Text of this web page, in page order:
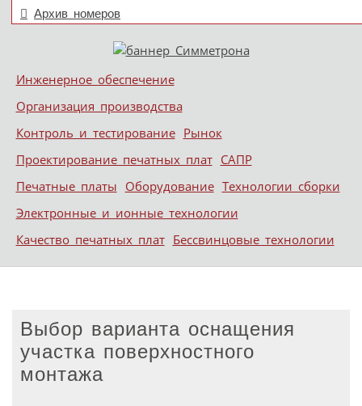
Архив номеров
Меню
Skip to content
Инженерное обеспечение
Организация производства
Контроль и тестирование Рынок
Проектирование печатных плат САПР
Печатные платы Оборудование Технологии сборки
Электронные и ионные технологии
Качество печатных плат Бессвинцовые технологии
Выбор варианта оснащения
участка поверхностного
монтажа